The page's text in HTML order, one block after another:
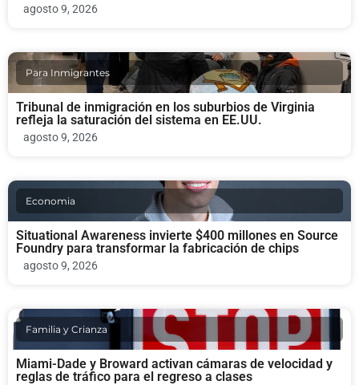
agosto 9, 2026
Para Inmigrantes
Tribunal de inmigración en los suburbios de Virginia
refleja la saturación del sistema en EE.UU.
agosto 9, 2026
Economia
Situational Awareness invierte $400 millones en Source
Foundry para transformar la fabricación de chips
agosto 9, 2026
Familia y Crianza
Miami-Dade y Broward activan cámaras de velocidad y
reglas de tráfico para el regreso a clases